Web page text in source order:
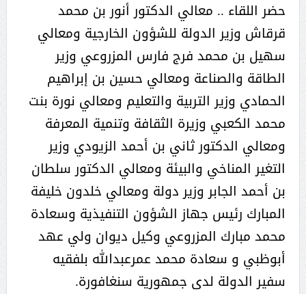
حضر اللقاء .. معالي الدكتور أنور بن محمد
قرقاش وزير الدولة للشؤون الخارجية ومعالي
سهيل بن محمد فرج فارس المزروعي وزير
الطاقة والصناعة ومعالي حسين بن إبراهيم
الحمادي وزير التربية والتعليم ومعالي نورة بنت
محمد الكعبي وزيرة الثقافة وتنمية المعرفة
ومعالي الدكتور ثاني بن أحمد الزيودي وزير
التغير المناخي والبيئة ومعالي الدكتور سلطان
بن أحمد الجابر وزير دولة ومعالي خلدون خليفة
المبارك رئيس جهاز الشؤون التنفيذية وسعادة
محمد مبارك المزروعي وكيل ديوان ولي عهد
أبوظبي و سعادة محمد عمرعبدالله بلفقيه
سفير الدولة لدى جمهورية سنغافورة.